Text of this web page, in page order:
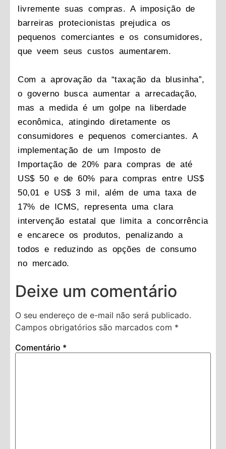
livremente suas compras. A imposição de
barreiras protecionistas prejudica os
pequenos comerciantes e os consumidores,
que veem seus custos aumentarem.
Com a aprovação da “taxação da blusinha”,
o governo busca aumentar a arrecadação,
mas a medida é um golpe na liberdade
econômica, atingindo diretamente os
consumidores e pequenos comerciantes. A
implementação de um Imposto de
Importação de 20% para compras de até
US$ 50 e de 60% para compras entre US$
50,01 e US$ 3 mil, além de uma taxa de
17% de ICMS, representa uma clara
intervenção estatal que limita a concorrência
e encarece os produtos, penalizando a
todos e reduzindo as opções de consumo
no mercado.
Deixe um comentário
O seu endereço de e-mail não será publicado.
Campos obrigatórios são marcados com *
Comentário *